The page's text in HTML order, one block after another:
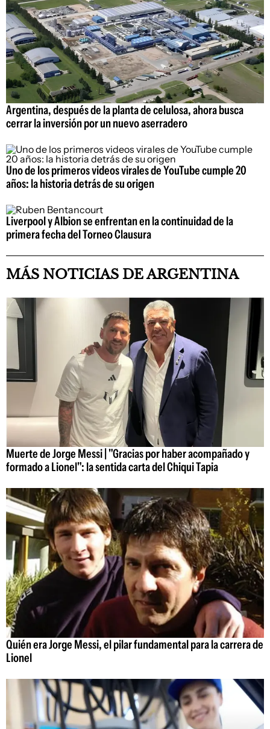
Argentina, después de la planta de celulosa, ahora busca
cerrar la inversión por un nuevo aserradero
Uno de los primeros videos virales de YouTube cumple 20
años: la historia detrás de su origen
Liverpool y Albion se enfrentan en la continuidad de la
primera fecha del Torneo Clausura
MÁS NOTICIAS DE ARGENTINA
Muerte de Jorge Messi | "Gracias por haber acompañado y
formado a Lionel": la sentida carta del Chiqui Tapia
Quién era Jorge Messi, el pilar fundamental para la carrera de
Lionel